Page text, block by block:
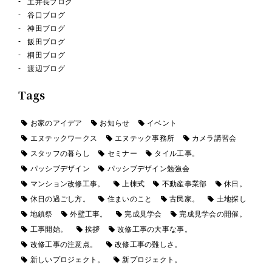
土井長ブログ
谷口ブログ
神田ブログ
飯田ブログ
桐田ブログ
渡辺ブログ
Tags
お家のアイデア お知らせ
イベント
エヌテックワークス
エヌテック事務所
カメラ講習会
スタッフの暮らし
セミナー
タイル工事。
パッシブデザイン
パッシブデザイン勉強会
マンション改修工事。
上棟式 不動産事業部
休日。
休日の過ごし方。
住まいのこと 古民家。
土地探し
地鎮祭
外壁工事。 完成見学会
完成見学会の開催。
工事開始。
挨拶
改修工事の大事な事。
改修工事の注意点。
改修工事の難しさ。
新しいプロジェクト。
新プロジェクト。